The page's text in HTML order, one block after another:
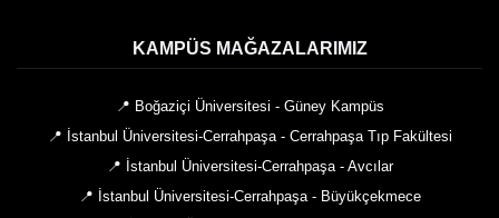
KAMPÜS MAĞAZALARIMIZ
📍 Boğaziçi Üniversitesi - Güney Kampüs
📍 İstanbul Üniversitesi-Cerrahpaşa - Cerrahpaşa Tıp Fakültesi
📍 İstanbul Üniversitesi-Cerrahpaşa - Avcılar
📍 İstanbul Üniversitesi-Cerrahpaşa - Büyükçekmece